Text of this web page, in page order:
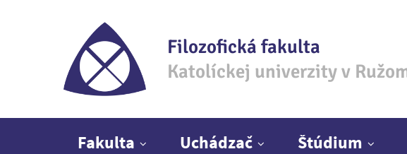
Filozofická fakulta
Katolíckej univerzity v
Fakulta Uchádzač Štúdium